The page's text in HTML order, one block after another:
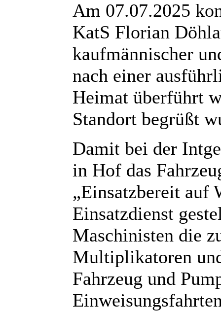
Am 07.07.2025
KatS Florian
kaufmännischer
nach einer
Heimat überführt
Standort begrüßt
Damit bei der
in Hof das
„Einsatzbereit auf
Einsatzdienst
Maschinisten die
Multiplikatoren
Fahrzeug und